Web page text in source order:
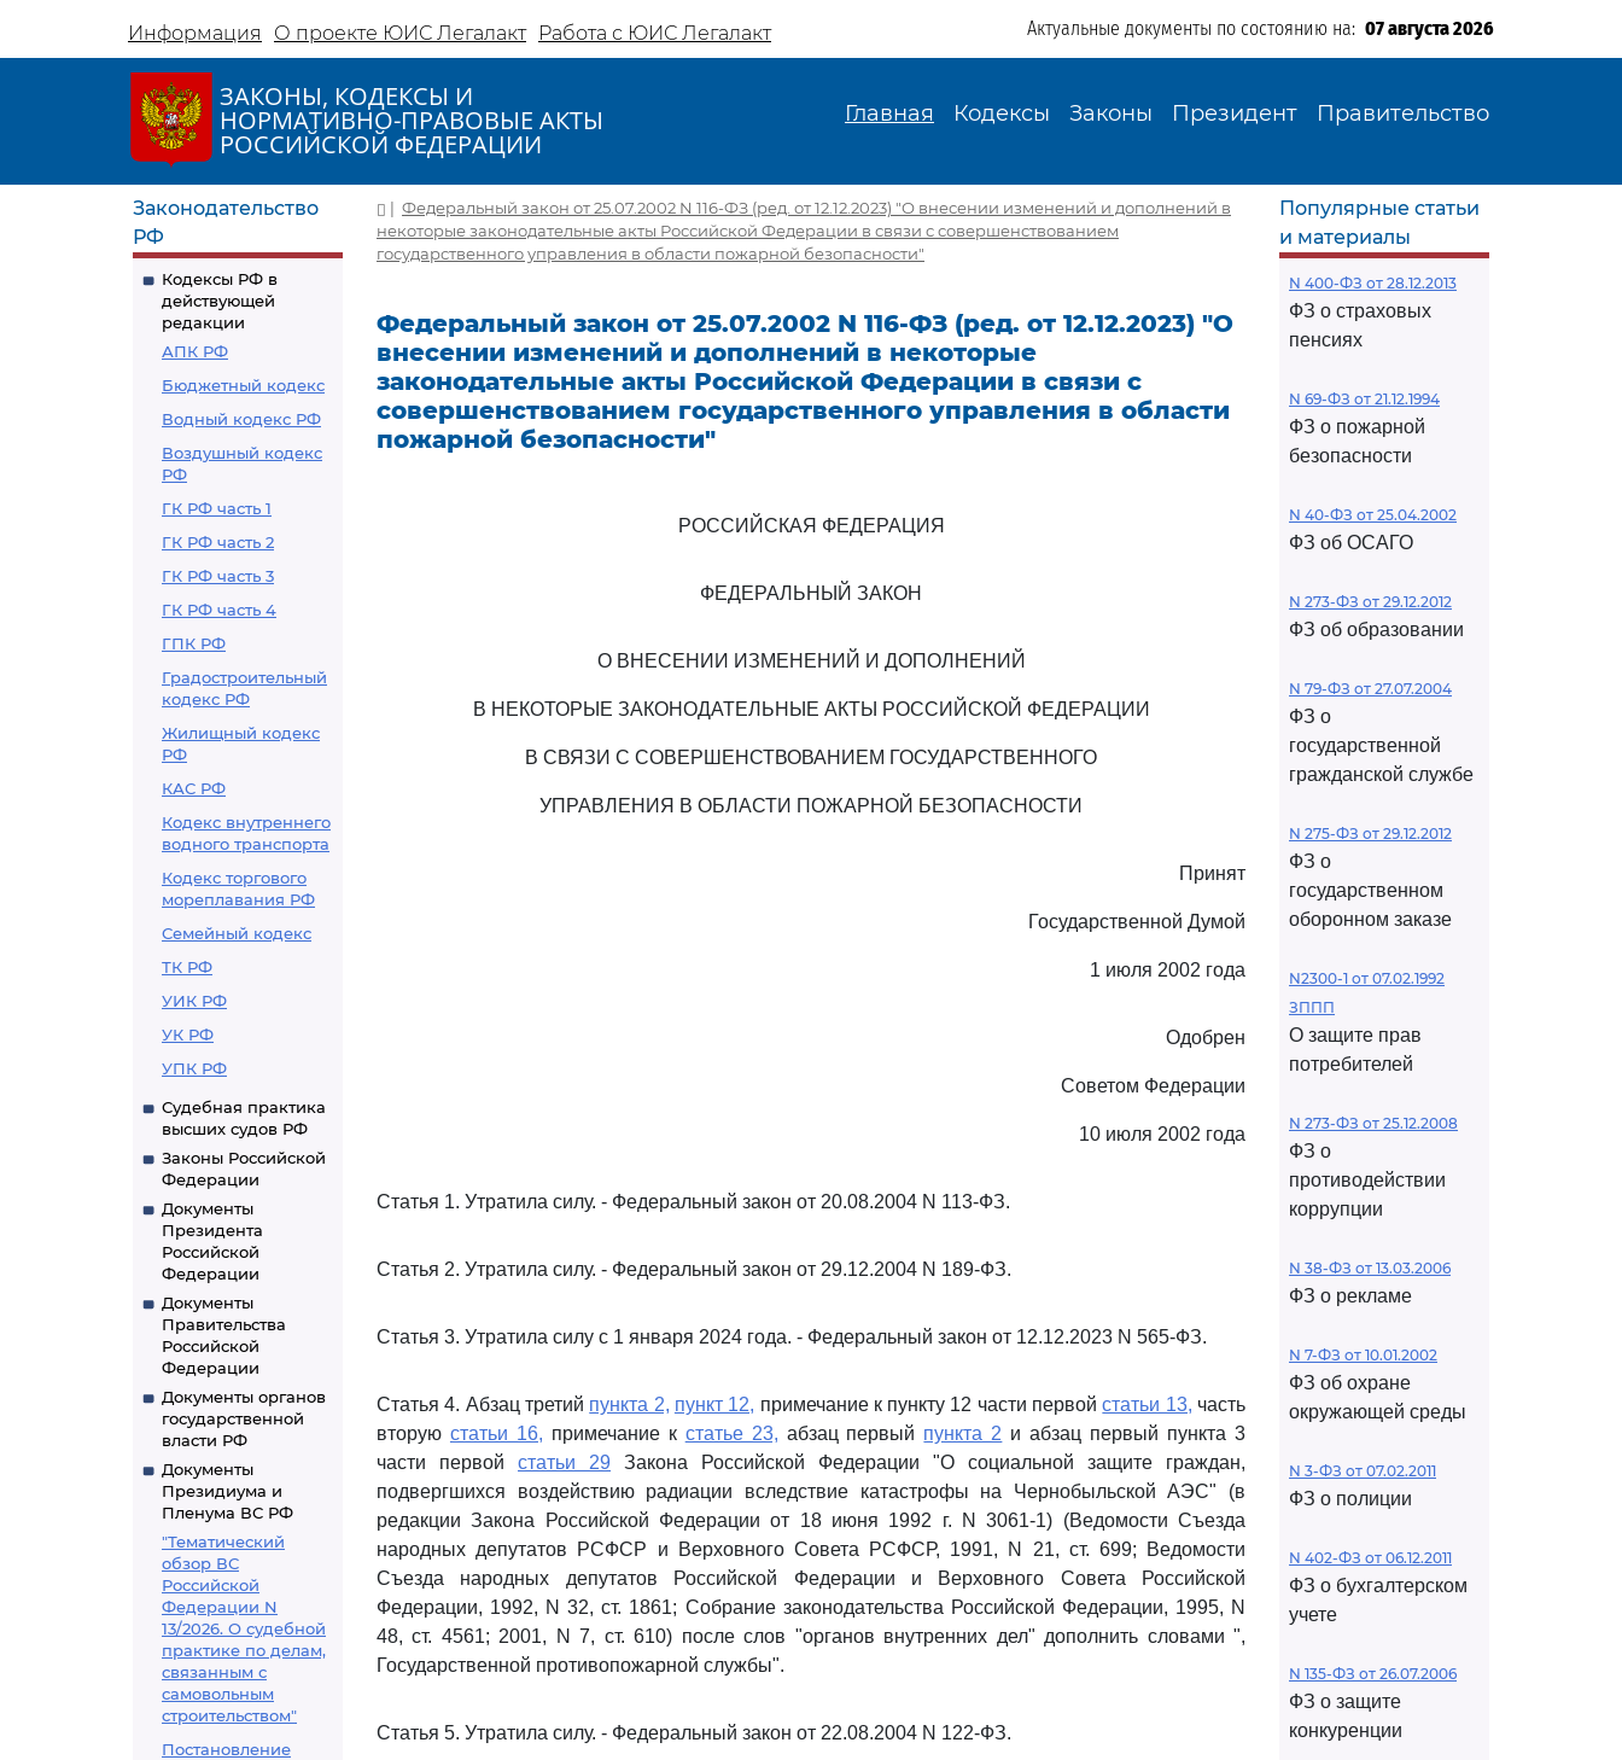
Информация О проекте ЮИС Легалакт Работа с ЮИС Легалакт Актуальные документы по состоянию на: 07 августа 2026
ЗАКОНЫ, КОДЕКСЫ И
НОРМАТИВНО-ПРАВОВЫЕ АКТЫ
РОССИЙСКОЙ ФЕДЕРАЦИИ
Главная Кодексы Законы Президент Правительство
Законодательство
РФ
Кодексы РФ в
действующей
редакции
АПК РФ
Бюджетный кодекс
Водный кодекс РФ
Воздушный кодекс
РФ
ГК РФ часть 1
ГК РФ часть 2
ГК РФ часть 3
ГК РФ часть 4
ГПК РФ
Градостроительный
кодекс РФ
Жилищный кодекс
РФ
КАС РФ
Кодекс внутреннего
водного транспорта
Кодекс торгового
мореплавания РФ
Семейный кодекс
ТК РФ
УИК РФ
УК РФ
УПК РФ
Судебная практика
высших судов РФ
Законы Российской
Федерации
Документы
Президента
Российской
Федерации
Документы
Правительства
Российской
Федерации
Документы органов
государственной
власти РФ
Документы
Президиума и
Пленума ВС РФ
"Тематический
обзор ВС
Российской
Федерации N
13/2026. О судебной
практике по делам,
связанным с
самовольным
строительством"
Постановление
| Федеральный закон от 25.07.2002 N 116-ФЗ (ред. от 12.12.2023) "О внесении изменений и дополнений в
некоторые законодательные акты Российской Федерации в связи с совершенствованием
государственного управления в области пожарной безопасности"
Федеральный закон от 25.07.2002 N 116-ФЗ (ред. от 12.12.2023) "О
внесении изменений и дополнений в некоторые
законодательные акты Российской Федерации в связи с
совершенствованием государственного управления в области
пожарной безопасности"
РОССИЙСКАЯ ФЕДЕРАЦИЯ
ФЕДЕРАЛЬНЫЙ ЗАКОН
О ВНЕСЕНИИ ИЗМЕНЕНИЙ И ДОПОЛНЕНИЙ
В НЕКОТОРЫЕ ЗАКОНОДАТЕЛЬНЫЕ АКТЫ РОССИЙСКОЙ ФЕДЕРАЦИИ
В СВЯЗИ С СОВЕРШЕНСТВОВАНИЕМ ГОСУДАРСТВЕННОГО
УПРАВЛЕНИЯ В ОБЛАСТИ ПОЖАРНОЙ БЕЗОПАСНОСТИ
Принят
Государственной Думой
1 июля 2002 года
Одобрен
Советом Федерации
10 июля 2002 года
Статья 1. Утратила силу. - Федеральный закон от 20.08.2004 N 113-ФЗ.
Статья 2. Утратила силу. - Федеральный закон от 29.12.2004 N 189-ФЗ.
Статья 3. Утратила силу с 1 января 2024 года. - Федеральный закон от 12.12.2023 N 565-ФЗ.
Статья 4. Абзац третий пункта 2, пункт 12, примечание к пункту 12 части первойстатьи 13, часть
вторую статьи 16, примечание к статье 23, абзац первый пункта 2 и абзац первый пункта 3
части первой статьи 29 Закона Российской Федерации "О социальной защите граждан,
подвергшихся воздействию радиации вследствие катастрофы на Чернобыльской АЭС" (в
редакции Закона Российской Федерации от 18 июня 1992 г. N 3061-1) (Ведомости Съезда
народных депутатов РСФСР и Верховного Совета РСФСР, 1991, N 21, ст. 699; Ведомости
Съезда народных депутатов Российской Федерации и Верховного Совета Российской
Федерации, 1992, N 32, ст. 1861; Собрание законодательства Российской Федерации, 1995, N
48, ст. 4561; 2001, N 7, ст. 610) после слов "органов внутренних дел" дополнить словами ",
Государственной противопожарной службы".
Статья 5. Утратила силу. - Федеральный закон от 22.08.2004 N 122-ФЗ.
Популярные статьи
и материалы
N 400-ФЗ от 28.12.2013
ФЗ о страховых
пенсиях
N 69-ФЗ от 21.12.1994
ФЗ о пожарной
безопасности
N 40-ФЗ от 25.04.2002
ФЗ об ОСАГО
N 273-ФЗ от 29.12.2012
ФЗ об образовании
N 79-ФЗ от 27.07.2004
ФЗ о
государственной
гражданской службе
N 275-ФЗ от 29.12.2012
ФЗ о
государственном
оборонном заказе
N2300-1 от 07.02.1992
ЗППП
О защите прав
потребителей
N 273-ФЗ от 25.12.2008
ФЗ о
противодействии
коррупции
N 38-ФЗ от 13.03.2006
ФЗ о рекламе
N 7-ФЗ от 10.01.2002
ФЗ об охране
окружающей среды
N 3-ФЗ от 07.02.2011
ФЗ о полиции
N 402-ФЗ от 06.12.2011
ФЗ о бухгалтерском
учете
N 135-ФЗ от 26.07.2006
ФЗ о защите
конкуренции